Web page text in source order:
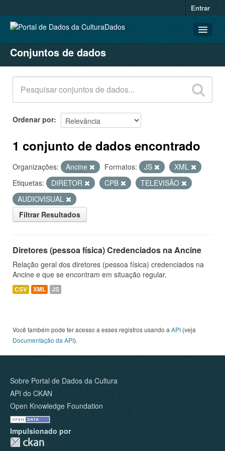
Entrar
CONJUNTOS DE DADOS
ORGANIZAÇÕES
GRUPOS
SOBRE
Conjuntos de dados
Ordenar por
1 conjunto de dados encontrado
Organizações: Ancine Formatos: JS
XML
Etiquetas:
DIRETOR CPB
TELEVISÃO
AUDIOVISUAL
Filtrar Resultados
Diretores (pessoa física) Credenciados na Ancine
Relação geral dos diretores (pessoa física) credenciados na
Ancine e que se encontram em situação regular.
CSV XML JS
Você também pode ter acesso a esses registros usando a API (veja
Documentação da API).
Sobre Portal de Dados da Cultura
API do CKAN
Open Knowledge Foundation
Impulsionado por